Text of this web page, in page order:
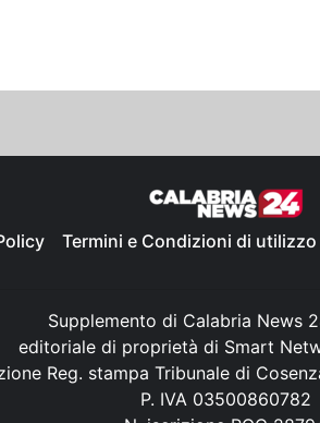
Termini e Condizioni di utilizzo
Supplemento di Calabria News
editoriale di proprietà di Smart
Reg. stampa Tribunale di
P. IVA 03500860782